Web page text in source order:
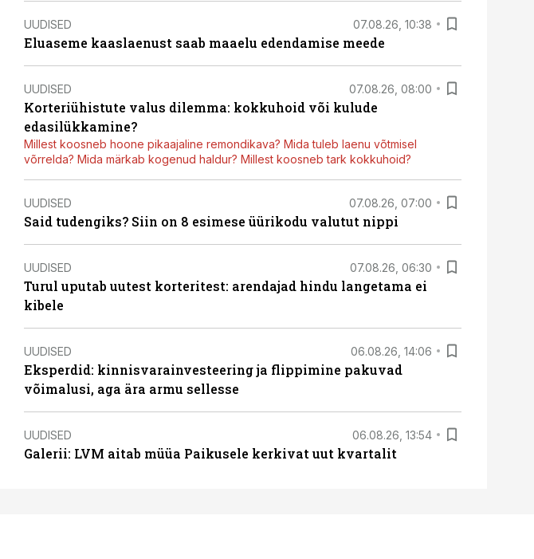
UUDISED 07.08.26, 10:38
Eluaseme kaaslaenust saab maaelu edendamise meede
UUDISED 07.08.26, 08:00
Korteriühistute valus dilemma: kokkuhoid või kulude
edasilükkamine?
Millest koosneb hoone pikaajaline remondikava? Mida tuleb laenu võtmisel
võrrelda? Mida märkab kogenud haldur? Millest koosneb tark kokkuhoid?
UUDISED 07.08.26, 07:00
Said tudengiks? Siin on 8 esimese üürikodu valutut nippi
UUDISED 07.08.26, 06:30
Turul uputab uutest korteritest: arendajad hindu langetama ei
kibele
UUDISED 06.08.26, 14:06
Eksperdid: kinnisvarainvesteering ja flippimine pakuvad
võimalusi, aga ära armu sellesse
UUDISED 06.08.26, 13:54
Galerii: LVM aitab müüa Paikusele kerkivat uut kvartalit